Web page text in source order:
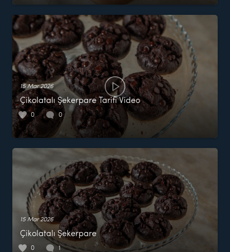
15 Mar 2026
Çikolatalı Şekerpare Tarifi Video
0 0
15 Mar 2026
Çikolatalı Şekerpare
0 1